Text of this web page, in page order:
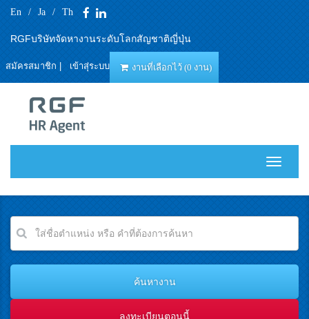
En / Ja / Th
RGFบริษัทจัดหางานระดับโลกสัญชาติญี่ปุ่น
สมัครสมาชิก| เข้าสุ่ระบบ งานที่เลือกไว้ (0 งาน)
T
e
i
g